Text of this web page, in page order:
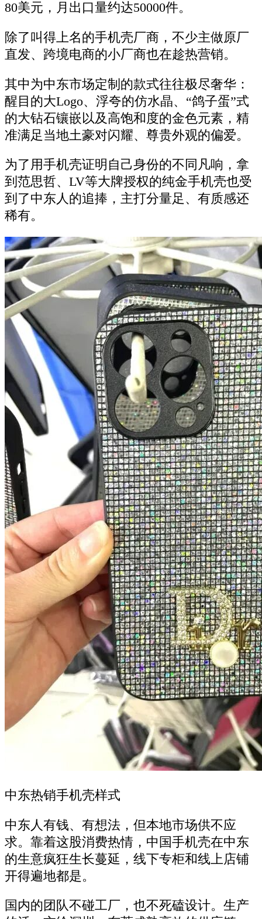
80美元，月出口量约达50000件。
除了叫得上名的手机壳厂商，不少主做原厂
直发、跨境电商的小厂商也在趁热营销。
其中为中东市场定制的款式往往极尽奢华：
醒目的大Logo、浮夸的仿水晶、“鸽子蛋”式
的大钻石镶嵌以及高饱和度的金色元素，精
准满足当地土豪对闪耀、尊贵外观的偏爱。
为了用手机壳证明自己身份的不同凡响，拿
到范思哲、LV等大牌授权的纯金手机壳也受
到了中东人的追捧，主打分量足、有质感还
稀有。
中东热销手机壳样式
中东人有钱、有想法，但本地市场供不应
求。靠着这股消费热情，中国手机壳在中东
的生意疯狂生长蔓延，线下专柜和线上店铺
开得遍地都是。
国内的团队不碰工厂，也不死磕设计。生产